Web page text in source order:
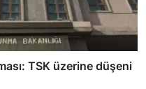
TSK üzerine düşeni